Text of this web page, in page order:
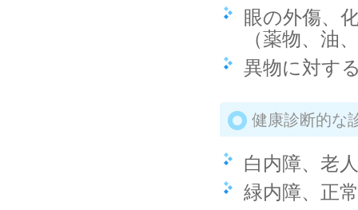
眼の外傷、
（薬物、油
異物に対す
健康診断的な
白内障、老
緑内障、正